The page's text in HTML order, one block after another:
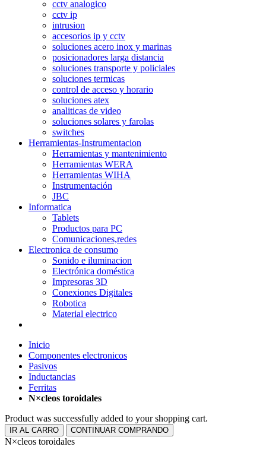
cctv analogico
cctv ip
intrusion
accesorios ip y cctv
soluciones acero inox y marinas
posicionadores larga distancia
soluciones transporte y policiales
soluciones termicas
control de acceso y horario
soluciones atex
analiticas de video
soluciones solares y farolas
switches
Herramientas-Instrumentacion
Herramientas y mantenimiento
Herramientas WERA
Herramientas WIHA
Instrumentación
JBC
Informatica
Tablets
Productos para PC
Comunicaciones,redes
Electronica de consumo
Sonido e iluminacion
Electrónica doméstica
Impresoras 3D
Conexiones Digitales
Robotica
Material electrico
Inicio
Componentes electronicos
Pasivos
Inductancias
Ferritas
N×cleos toroidales
Product was successfully added to your shopping cart.
IR AL CARRO CONTINUAR COMPRANDO
N×cleos toroidales